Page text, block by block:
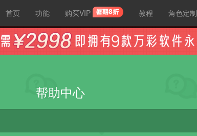
首页 功能 购买VIP 教程 角色定制
帮助中心